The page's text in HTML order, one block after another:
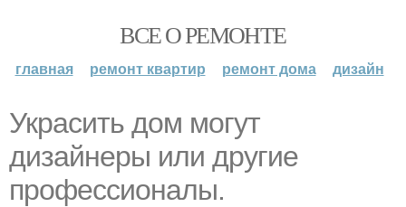
ВСЕ О РЕМОНТЕ
главная ремонт квартир ремонт дома дизайн
Украсить дом могут
дизайнеры или другие
профессионалы.